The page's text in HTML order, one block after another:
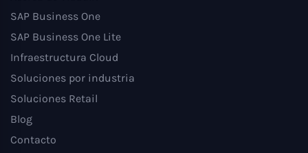
SAP Business One
SAP Business One Lite
Infraestructura Cloud
Soluciones por industria
Soluciones Retail
Blog
Contacto